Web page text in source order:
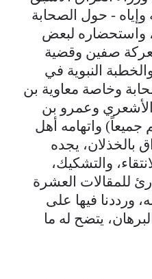
وإياه - حول الصحابة
واستحضاره لبعض
صفين وقضية
النبوية في
وخاصة معاوية بن
وعمرو بن
جميعاً) واتهامه أهل
بالخذلان، يجده
والتشكيك،
للمقالات العشرة
ورددنا فيها على
يتضح له ما